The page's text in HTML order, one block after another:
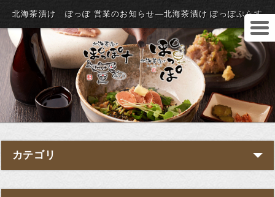
北海茶漬け ぽっぽ 営業のお知らせ―北海茶漬け ぽっぽぷらす
カテゴリ